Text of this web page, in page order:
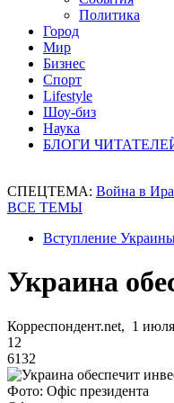
Политика
Город
Мир
Бизнес
Спорт
Lifestyle
Шоу-биз
Наука
БЛОГИ
СПЕЦТЕМА: Война в
ВСЕ ТЕМЫ
Вступление
Украина
Корреспондент.net, 1
12
6132
Фото: Офіс президента